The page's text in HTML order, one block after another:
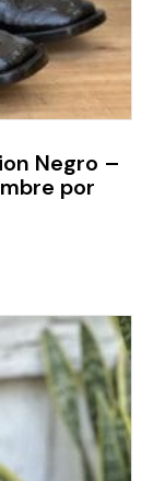
Negro –
por